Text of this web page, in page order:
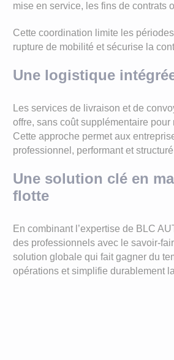
mise en service, les fins de contrats
Cette coordination limite les
rupture de mobilité et sécurise la
Une logistique
Les services de livraison et de
offre, sans coût supplémentaire pour
Cette approche permet aux
professionnel, performant et
Une solution clé en
flotte
En combinant l’expertise de BLC
des professionnels avec le savoir-
solution globale qui fait gagner du
opérations et simplifie durablement